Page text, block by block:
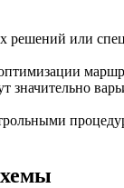
или